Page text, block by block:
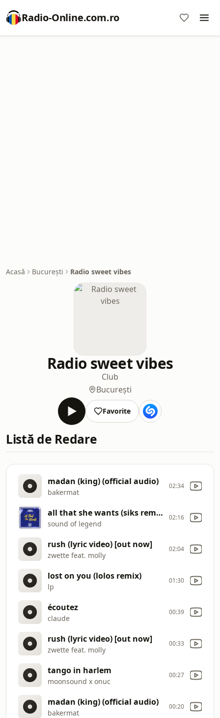
Radio-Online.com.ro
Acasă București Radio sweet vibes
Radio sweet vibes
Club
București
Favorite
Listă de Redare
madan (king) (official audio)
bakermat
02:34
all that she wants (siks remix)
sound of legend
02:16
rush (lyric video) [out now]
zwette feat. molly
02:04
lost on you (lolos remix)
lp
01:30
écoutez
claude
00:39
rush (lyric video) [out now]
zwette feat. molly
00:33
tango in harlem
moonsound x onuc
00:27
madan (king) (official audio)
bakermat
00:20